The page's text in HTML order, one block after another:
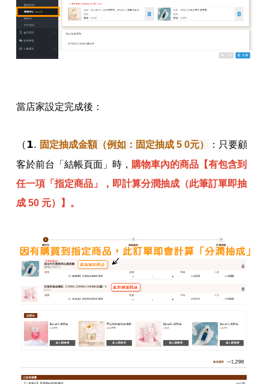
當店家設定完成後：
（𝟭. 固定抽成金額（例如：固定抽成 5 0元） ： 只要顧
客於前台「結帳頁面」時， 購物車內的商品【有包含到
任一項「指定商品」，即計算分潤抽成（此筆訂單即抽
成 50 元）】。